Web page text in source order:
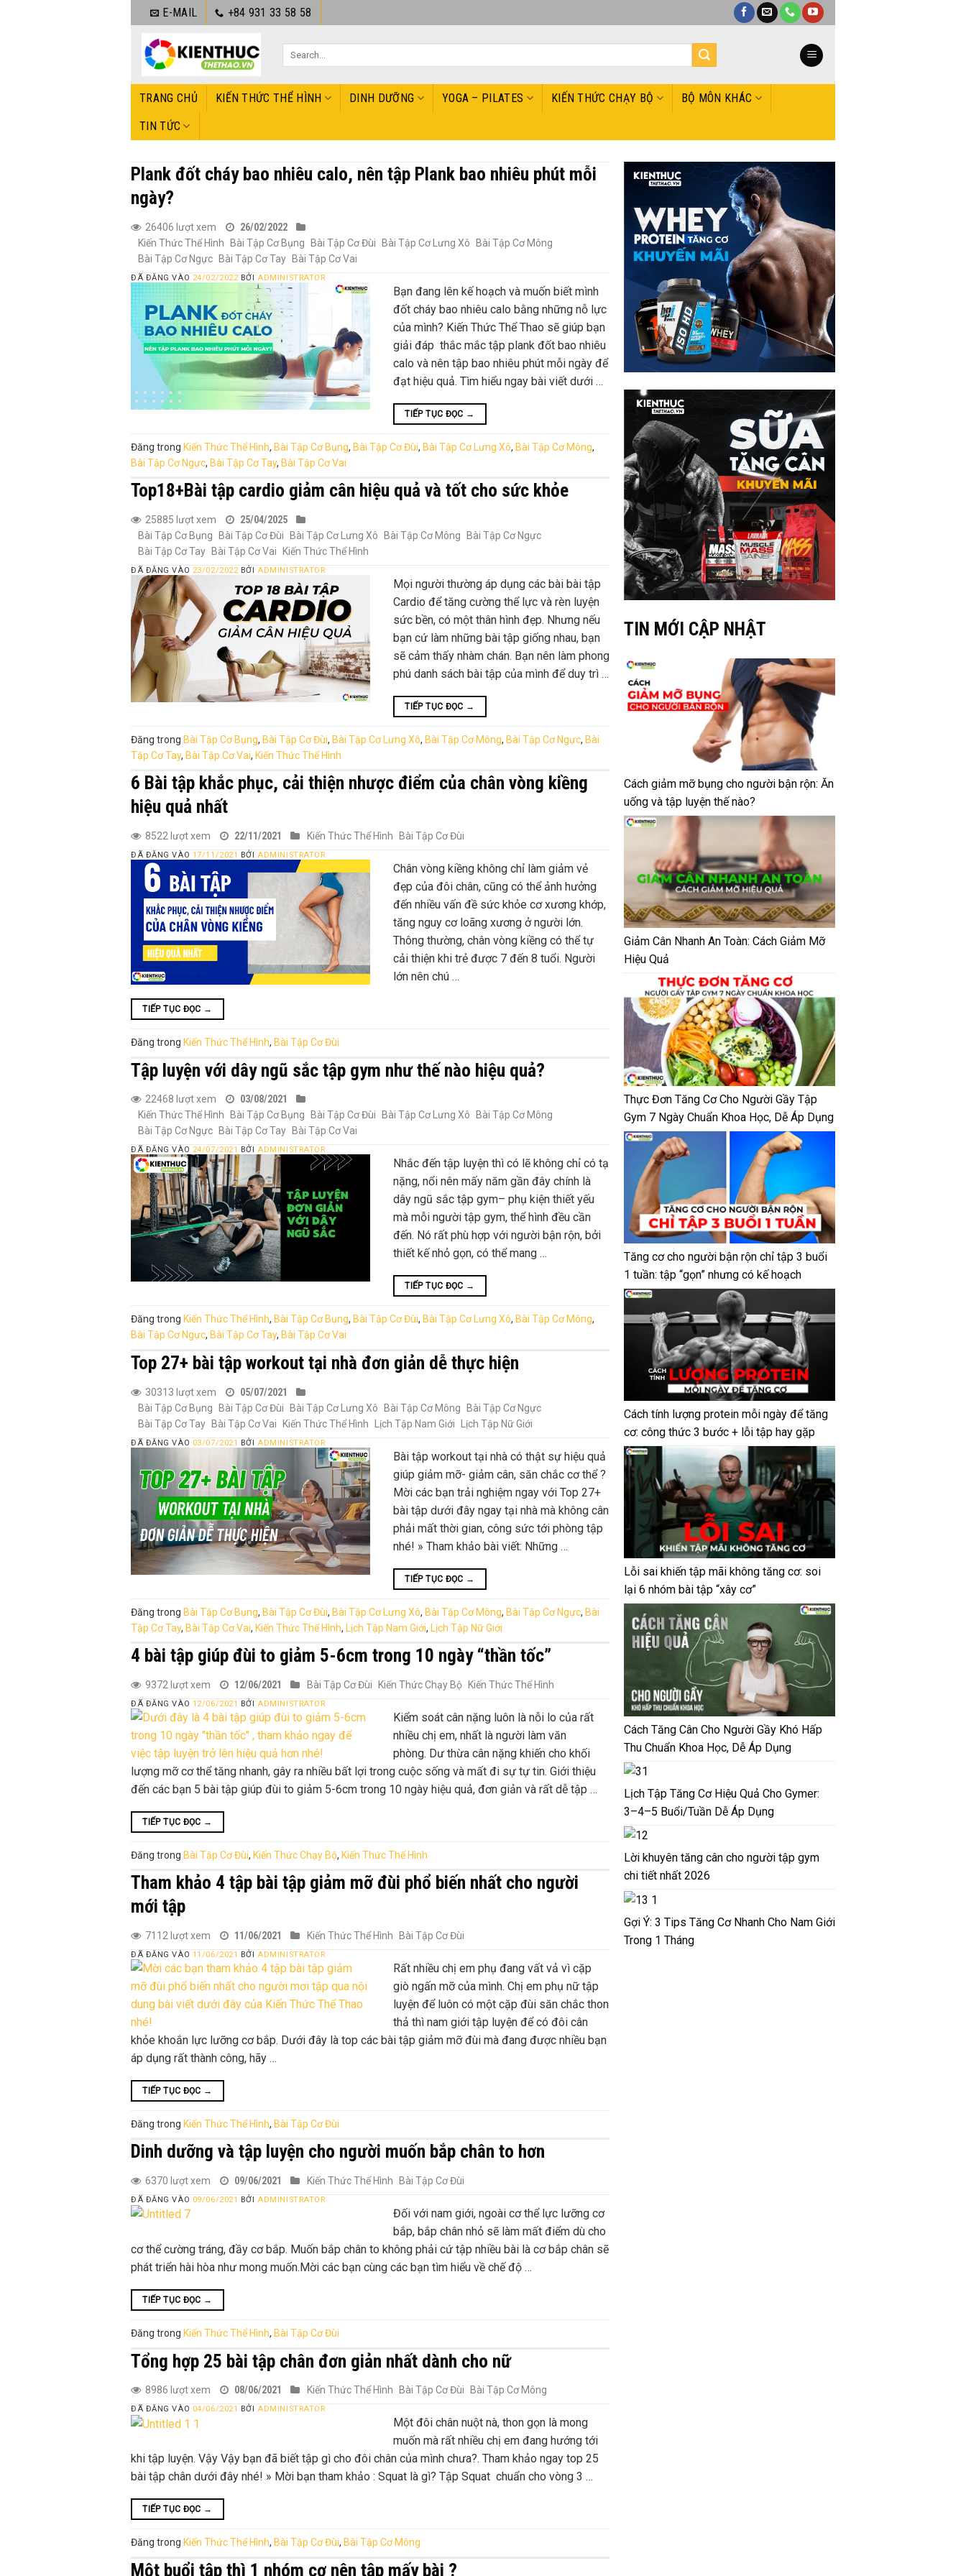
qua
dung
E-MAIL +84 931 33 58 58
TRANG CHỦ KIẾN THỨC THỂ HÌNH DINH DƯỠNG YOGA – PILATES KIẾN THỨC CHẠY BỘ BỘ MÔN KHÁC
TIN TỨC
Plank đốt cháy bao nhiêu calo, nên tập Plank bao nhiêu phút mỗi
ngày?
26406 lượt xem
26/02/2022
Kiến Thức Thể Hình
Bài Tập Cơ Bụng Bài Tập Cơ Đùi Bài Tập Cơ Lưng Xô
Bài Tập Cơ Mông
Bài Tập Cơ Ngực
Bài Tập Cơ Tay Bài Tập Cơ Vai
ĐÃ ĐĂNG VÀO 24/02/2022BỞIADMINISTRATOR
Bạn đang lên kế hoạch và muốn biết mình
đốt cháy bao nhiêu calo bằng những nỗ lực
của mình? Kiến Thức Thể Thao sẽ giúp bạn
giải đáp thắc mắc tập plank đốt bao nhiêu
calo và nên tập bao nhiêu phút mỗi ngày để
đạt hiệu quả. Tìm hiểu ngay bài viết dưới …
TIẾP TỤC ĐỌC →
Đăng trong Kiến Thức Thể Hình, Bài Tập Cơ Bụng, Bài Tập Cơ Đùi, Bài Tập Cơ Lưng Xô, Bài Tập Cơ Mông,
Bài Tập Cơ Ngực, Bài Tập Cơ Tay, Bài Tập Cơ Vai
Top18+Bài tập cardio giảm cân hiệu quả và tốt cho sức khỏe
25885 lượt xem
25/04/2025
Bài Tập Cơ Bụng
Bài Tập Cơ Đùi Bài Tập Cơ Lưng Xô Bài Tập Cơ Mông
Bài Tập Cơ Ngực
Bài Tập Cơ Tay
Bài Tập Cơ Vai Kiến Thức Thể Hình
ĐÃ ĐĂNG VÀO 23/02/2022BỞIADMINISTRATOR
Mọi người thường áp dụng các bài bài tập
Cardio để tăng cường thể lực và rèn luyện
sức bền, có một thân hình đẹp. Nhưng nếu
bạn cứ làm những bài tập giống nhau, bạn
sẽ cảm thấy nhàm chán. Bạn nên làm phong
phú danh sách bài tập của mình để duy trì …
TIẾP TỤC ĐỌC →
Đăng trong Bài Tập Cơ Bụng, Bài Tập Cơ Đùi, Bài Tập Cơ Lưng Xô, Bài Tập Cơ Mông, Bài Tập Cơ Ngực, Bài
Tập Cơ Tay, Bài Tập Cơ Vai, Kiến Thức Thể Hình
6 Bài tập khắc phục, cải thiện nhược điểm của chân vòng kiềng
hiệu quả nhất
8522 lượt xem 22/11/2021 Kiến Thức Thể Hình Bài Tập Cơ Đùi
ĐÃ ĐĂNG VÀO 17/11/2021 BỞIADMINISTRATOR
Chân vòng kiềng không chỉ làm giảm vẻ
đẹp của đôi chân, cũng có thể ảnh hưởng
đến nhiều vấn đề sức khỏe cơ xương khớp,
tăng nguy cơ loãng xương ở người lớn.
Thông thường, chân vòng kiềng có thể tự
cải thiện khi trẻ được 7 đến 8 tuổi. Người
lớn nên chú …
TIẾP TỤC ĐỌC →
Đăng trong Kiến Thức Thể Hình, Bài Tập Cơ Đùi
Tập luyện với dây ngũ sắc tập gym như thế nào hiệu quả?
22468 lượt xem
03/08/2021
Kiến Thức Thể Hình
Bài Tập Cơ Bụng Bài Tập Cơ Đùi Bài Tập Cơ Lưng Xô
Bài Tập Cơ Mông
Bài Tập Cơ Ngực
Bài Tập Cơ Tay Bài Tập Cơ Vai
ĐÃ ĐĂNG VÀO 24/07/2021 BỞIADMINISTRATOR
Nhắc đến tập luyện thì có lẽ không chỉ có tạ
nặng, nổi nên mấy năm gần đây chính là
dây ngũ sắc tập gym– phụ kiện thiết yếu
mà mỗi người tập gym, thể hình đều cần
đến. Nó rất phù hợp với người bận rộn, bởi
thiết kế nhỏ gọn, có thể mang …
TIẾP TỤC ĐỌC →
Đăng trong Kiến Thức Thể Hình, Bài Tập Cơ Bụng, Bài Tập Cơ Đùi, Bài Tập Cơ Lưng Xô, Bài Tập Cơ Mông,
Bài Tập Cơ Ngực, Bài Tập Cơ Tay, Bài Tập Cơ Vai
Top 27+ bài tập workout tại nhà đơn giản dễ thực hiện
30313 lượt xem
05/07/2021
Bài Tập Cơ Bụng Bài Tập Cơ Đùi Bài Tập Cơ Lưng Xô Bài Tập Cơ Mông Bài Tập Cơ Ngực
Bài Tập Cơ Tay Bài Tập Cơ Vai Kiến Thức Thể Hình Lịch Tập Nam Giới Lịch Tập Nữ Giới
ĐÃ ĐĂNG VÀO 03/07/2021 BỞI ADMINISTRATOR
Bài tập workout tại nhà có thật sự hiệu quả
giúp giảm mỡ- giảm cân, săn chắc cơ thể ?
Mời các bạn trải nghiệm ngay với Top 27+
bài tập dưới đây ngay tại nhà mà không cân
phải mất thời gian, công sức tới phòng tập
nhé! » Tham khảo bài viết: Những …
TIẾP TỤC ĐỌC →
Đăng trong Bài Tập Cơ Bụng, Bài Tập Cơ Đùi, Bài Tập Cơ Lưng Xô, Bài Tập Cơ Mông, Bài Tập Cơ Ngực, Bài
Tập Cơ Tay, Bài Tập Cơ Vai, Kiến Thức Thể Hình, Lịch Tập Nam Giới, Lịch Tập Nữ Giới
4 bài tập giúp đùi to giảm 5-6cm trong 10 ngày “thần tốc”
9372 lượt xem 12/06/2021 Bài Tập Cơ Đùi Kiến Thức Chạy Bộ Kiến Thức Thể Hình
ĐÃ ĐĂNG VÀO 12/06/2021 BỞIADMINISTRATOR
Kiểm soát cân nặng luôn là nỗi lo của rất
nhiều chị em, nhất là người làm văn
phòng. Dư thừa cân nặng khiến cho khối
lượng mỡ cơ thể tăng nhanh, gây ra nhiều bất lợi trong cuộc sống và mất đi sự tự tin. Giới thiệu
đến các bạn 5 bài tập giúp đùi to giảm 5-6cm trong 10 ngày hiệu quả, đơn giản và rất dễ tập …
TIẾP TỤC ĐỌC →
Đăng trong Bài Tập Cơ Đùi, Kiến Thức Chạy Bộ, Kiến Thức Thể Hình
Tham khảo 4 tập bài tập giảm mỡ đùi phổ biến nhất cho người
mới tập
7112 lượt xem 11/06/2021 Kiến Thức Thể Hình Bài Tập Cơ Đùi
ĐÃ ĐĂNG VÀO 11/06/2021 BỞIADMINISTRATOR
Rất nhiều chị em phụ đang vất vả vì cặp
giò ngấn mỡ của mình. Chị em phụ nữ tập
luyện để luôn có một cặp đùi săn chắc thon
thả thì nam giới tập luyện để có đôi cân
khỏe khoắn lực lưỡng cơ bắp. Dưới đây là top các bài tập giảm mỡ đùi mà đang được nhiều bạn
áp dụng rất thành công, hãy …
TIẾP TỤC ĐỌC →
Đăng trong Kiến Thức Thể Hình, Bài Tập Cơ Đùi
Dinh dưỡng và tập luyện cho người muốn bắp chân to hơn
6370 lượt xem 09/06/2021 Kiến Thức Thể Hình Bài Tập Cơ Đùi
ĐÃ ĐĂNG VÀO 09/06/2021 BỞIADMINISTRATOR
Đối với nam giới, ngoài cơ thể lực lưỡng cơ
bắp, bắp chân nhỏ sẽ làm mất điểm dù cho
cơ thể cường tráng, đầy cơ bắp. Muốn bắp chân to không phải cứ tập nhiều bài là cơ bắp chân sẽ
phát triển hài hòa như mong muốn.Mời các bạn cùng các bạn tìm hiểu về chế độ …
TIẾP TỤC ĐỌC →
Đăng trong Kiến Thức Thể Hình, Bài Tập Cơ Đùi
Tổng hợp 25 bài tập chân đơn giản nhất dành cho nữ
8986 lượt xem 08/06/2021 Kiến Thức Thể Hình Bài Tập Cơ Đùi Bài Tập Cơ Mông
ĐÃ ĐĂNG VÀO 04/06/2021 BỞIADMINISTRATOR
Một đôi chân nuột nà, thon gọn là mong
muốn mà rất nhiều chị em đang hướng tới
khi tập luyện. Vậy Vậy bạn đã biết tập gì cho đôi chân của mình chưa?. Tham khảo ngay top 25
bài tập chân dưới đây nhé! » Mời bạn tham khảo : Squat là gì? Tập Squat chuẩn cho vòng 3 …
TIẾP TỤC ĐỌC →
Đăng trong Kiến Thức Thể Hình, Bài Tập Cơ Đùi, Bài Tập Cơ Mông
Một buổi tập thì 1 nhóm cơ nên tập mấy bài ?
TIN MỚI CẬP NHẬT
Cách giảm mỡ bụng cho người bận rộn: Ăn
uống và tập luyện thế nào?
Giảm Cân Nhanh An Toàn: Cách Giảm Mỡ
Hiệu Quả
Thực Đơn Tăng Cơ Cho Người Gầy Tập
Gym 7 Ngày Chuẩn Khoa Học, Dễ Áp Dụng
Tăng cơ cho người bận rộn chỉ tập 3 buổi
1 tuần: tập “gọn” nhưng có kế hoạch
Cách tính lượng protein mỗi ngày để tăng
cơ: công thức 3 bước + lỗi tập hay gặp
Lỗi sai khiến tập mãi không tăng cơ: soi
lại 6 nhóm bài tập “xây cơ”
Cách Tăng Cân Cho Người Gầy Khó Hấp
Thu Chuẩn Khoa Học, Dễ Áp Dụng
Lịch Tập Tăng Cơ Hiệu Quả Cho Gymer:
3–4–5 Buổi/Tuần Dễ Áp Dụng
Lời khuyên tăng cân cho người tập gym
chi tiết nhất 2026
Gợi Ý: 3 Tips Tăng Cơ Nhanh Cho Nam Giới
Trong 1 Tháng